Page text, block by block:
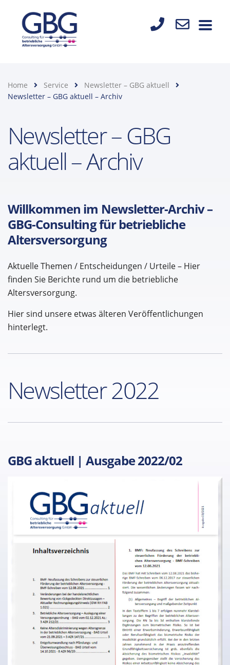
Home Service
Newsletter – GBG aktuell
Newsletter – GBG aktuell – Archiv
Newsletter – GBG
aktuell – Archiv
Willkommen im Newsletter-Archiv –
GBG-Consulting für betriebliche
Altersversorgung
Aktuelle Themen / Entscheidungen / Urteile – Hier
finden Sie Berichte rund um die betriebliche
Altersversorgung.
Hier sind unsere etwas älteren Veröffentlichungen
hinterlegt.
Newsletter 2022
GBG aktuell | Ausgabe 2022/02